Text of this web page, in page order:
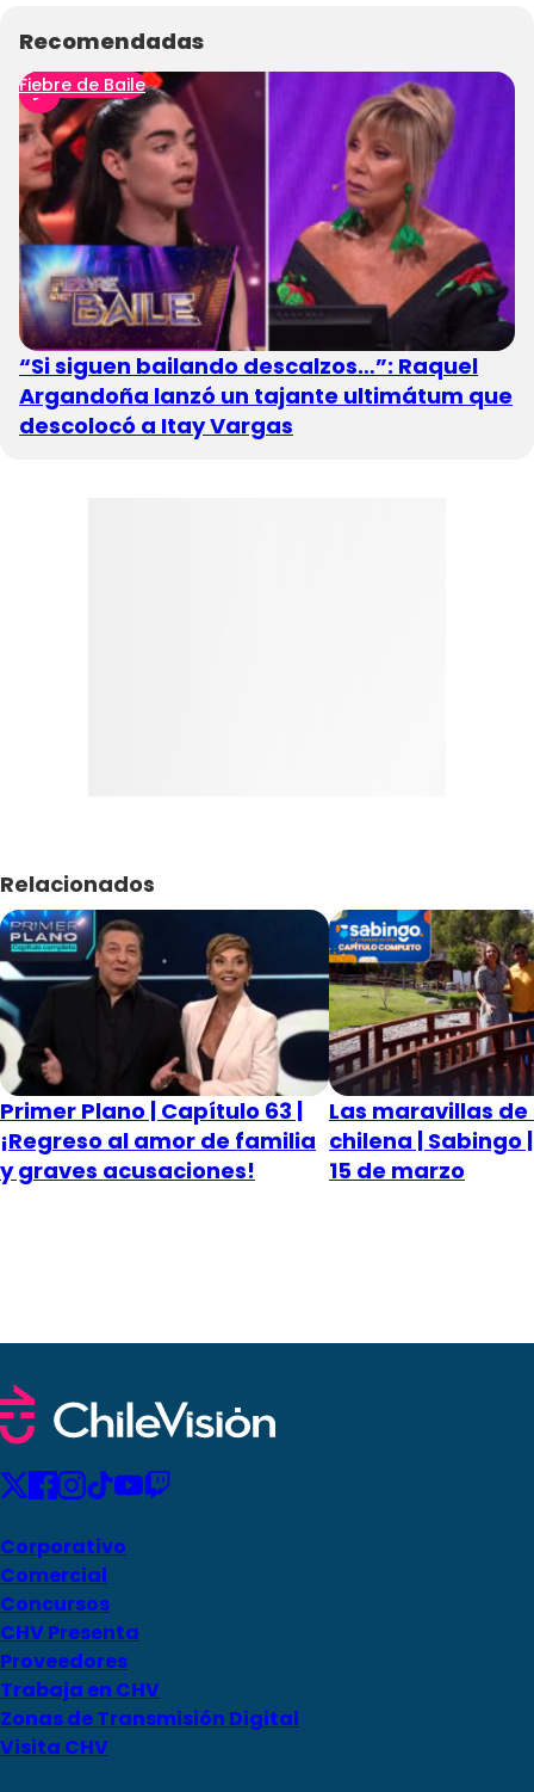
Recomendadas
Fiebre de Baile
“Si siguen bailando descalzos…”: Raquel
Argandoña lanzó un tajante ultimátum que
descolocó a Itay Vargas
Relacionados
Primer Plano | Capítulo 63 |
¡Regreso al amor de familia
y graves acusaciones!
Las maravillas
chilena | Sabingo
15 de marzo
Corporativo
Comercial
Concursos
CHV Presenta
Proveedores
Trabaja en CHV
Zonas de Transmisión Digital
Visita CHV